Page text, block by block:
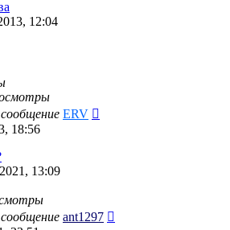
12:04
ERV
18:56
13:09
ant1297